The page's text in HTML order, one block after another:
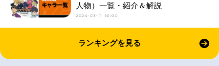
人物）一覧・紹介＆解説
2024-03-11 16:00
ランキングを見る